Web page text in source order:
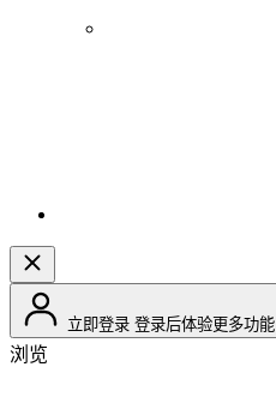
立即登录 登录后体验更多功能
浏览